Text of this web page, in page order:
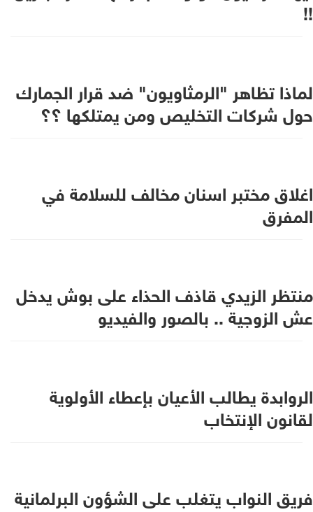
!!
لماذا تظاهر "الرمثاويون" ضد قرار الجمارك
حول شركات التخليص ومن يمتلكها ؟؟
اغلاق مختبر اسنان مخالف للسلامة في
المفرق
منتظر الزيدي قاذف الحذاء على بوش يدخل
عش الزوجية .. بالصور والفيديو
الروابدة يطالب الأعيان بإعطاء الأولوية
لقانون الإنتخاب
فريق النواب يتغلب على الشؤون البرلمانية